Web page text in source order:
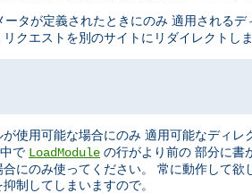
ータが定義されたときにのみ 適用される
クエストを別のサイトにリダイレクトし
使用可能な場合にのみ 適用可能なディ
で LoadModule の行がより前の 部分に書
にのみ使ってください。 常に動作して
制してしまいますので。